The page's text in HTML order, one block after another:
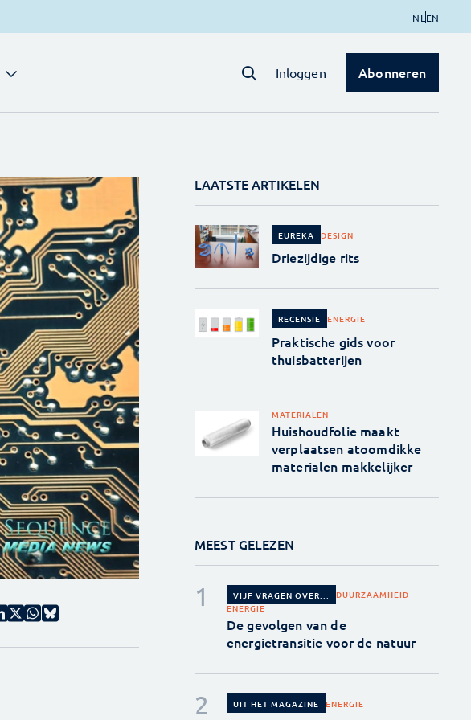
NL EN
Inloggen Abonneren
LAATSTE ARTIKELEN
EUREKA DESIGN
Driezijdige rits
RECENSIE ENERGIE
Praktische gids voor
thuisbatterijen
MATERIALEN
Huishoudfolie maakt
verplaatsen atoomdikke
materialen makkelijker
MEEST GELEZEN
VIJF VRAGEN OVER...
DUURZAAMHEID
ENERGIE
De gevolgen van de
energietransitie voor de natuur
UIT HET MAGAZINE ENERGIE